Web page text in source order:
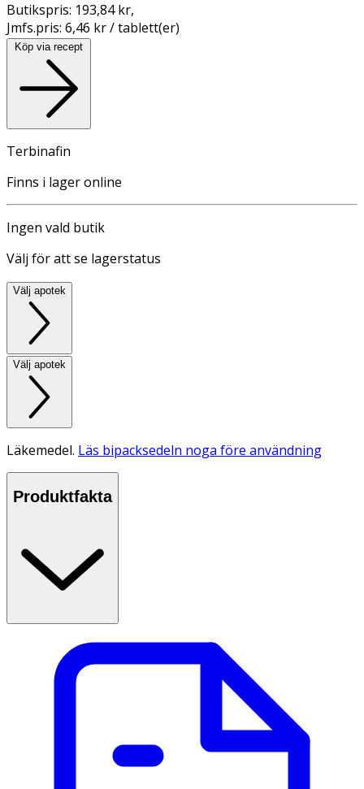
Butikspris: 193,84 kr,
Jmfs.pris: 6,46 kr / tablett(er)
Köp via recept
Terbinafin
Finns i lager online
Ingen vald butik
Välj för att se lagerstatus
Välj apotek
Välj apotek
Läkemedel. Läs bipacksedeln noga före användning
Produktfakta